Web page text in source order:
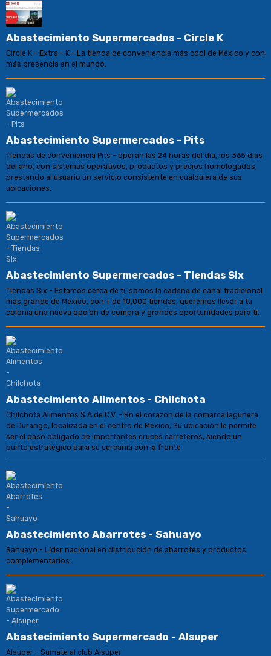
Abastecimiento Supermercados - Circle K
Circle K - Extra - K - La tienda de conveniencia más cool de México y con
más presencia en el mundo.
Abastecimiento Supermercados - Pits
Tiendas de conveniencia Pits - operan las 24 horas del día, los 365 días
del año, con sistemas operativos, productos y precios homologados,
prestando al usuario un servicio consistente en cualquiera de sus
ubicaciones.
Abastecimiento Supermercados - Tiendas Six
Tiendas Six - Estamos cerca de ti, somos la cadena de canal tradicional
más grande de México, con + de 10,000 tiendas, queremos llevar a tu
colonia una nueva opción de compra y grandes oportunidades para ti.
Abastecimiento Alimentos - Chilchota
Chilchota Alimentos S.A de C.V. - Rn el corazón de la comarca lagunera
de Durango, localizada en el centro de México, Su ubicación le permite
ser el paso obligado de importantes cruces carreteros, siendo un
punto estratégico para su cercanía con la fronte
Abastecimiento Abarrotes - Sahuayo
Sahuayo - Líder nacional en distribución de abarrotes y productos
complementarios.
Abastecimiento Supermercado - Alsuper
Alsuper - Sumate al club Alsuper